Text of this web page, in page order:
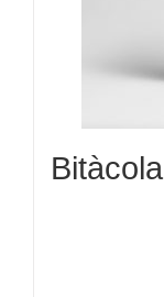
Bitàcola